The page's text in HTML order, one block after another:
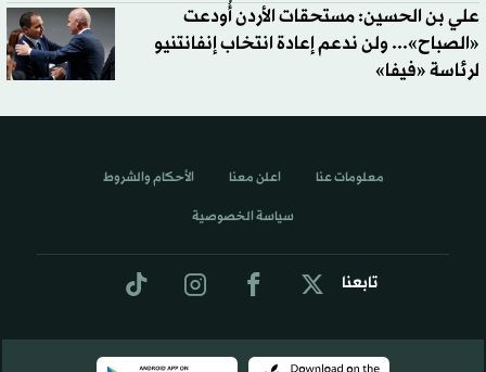
علي بن الحسين: مستحقات الأردن أُودعت
«الصباح»... ولن ندعم إعادة انتخاب إنفانتنيو
لرئاسة «فيفا»
تابعنا
معلومات عنا اعلن معنا الأحكام والشروط
سياسة الخصوصية